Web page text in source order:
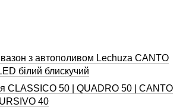
з автополивом Lechuza CANTO
білий блискучий
CLASSICO 50 | QUADRO 50 | CANTO
40